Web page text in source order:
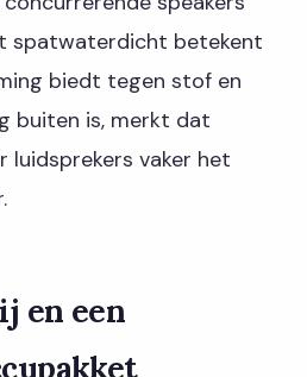
spatwaterdicht betekent
biedt tegen stof en
buiten is, merkt dat
luidsprekers vaker het
en een